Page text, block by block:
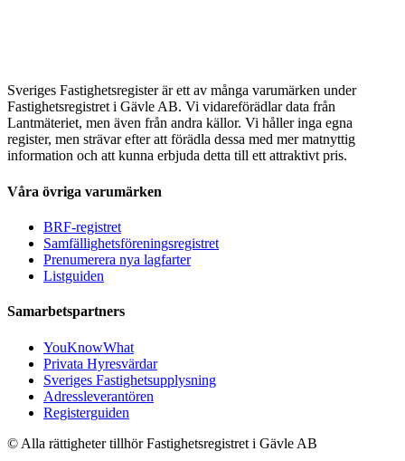
Sveriges Fastighetsregister är ett av många varumärken under
Fastighetsregistret i Gävle AB. Vi vidareförädlar data från
Lantmäteriet, men även från andra källor. Vi håller inga egna
register, men strävar efter att förädla dessa med mer matnyttig
information och att kunna erbjuda detta till ett attraktivt pris.
Våra övriga varumärken
BRF-registret
Samfällighetsföreningsregistret
Prenumerera nya lagfarter
Listguiden
Samarbetspartners
YouKnowWhat
Privata Hyresvärdar
Sveriges Fastighetsupplysning
Adressleverantören
Registerguiden
© Alla rättigheter tillhör Fastighetsregistret i Gävle AB